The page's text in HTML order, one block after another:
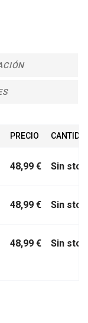
PRECIO
48,99 € Sin
48,99 € Sin
48,99 € Sin